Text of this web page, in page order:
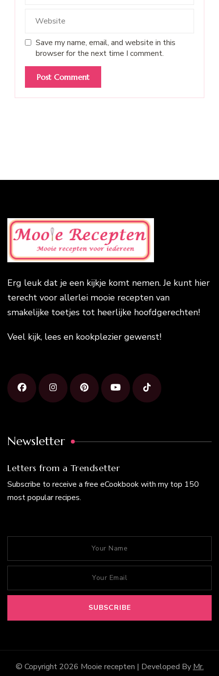
Save my name, email, and website in this
browser for the next time I comment.
Erg leuk dat je een kijkje komt nemen. Je kunt hier
terecht voor allerlei mooie recepten van
smakelijke toetjes tot heerlijke hoofdgerechten!
Veel kijk, lees en kookplezier gewenst!
Newsletter
Letters from a Trendsetter
Subscribe to receive a free eCookbook with my top 150
most popular recipes.
© Copyright 2026 Mooie recepten | Developed By Mr.